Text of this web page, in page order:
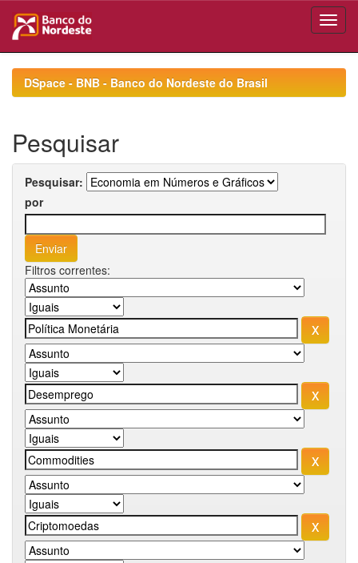
navigationDSpace - BNB - Banco do Nordeste do Brasil
Pesquisar
Pesquisar:
por
Filtros correntes: